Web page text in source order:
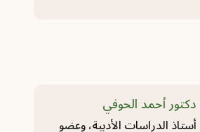
دكتور أحمد الحوفي
أستاذ الدراسات الأدبية، وعضو